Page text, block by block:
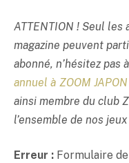
ATTENTION ! Seul les
magazine peuvent
abonné, n’hésitez pas à
annuel à ZOOM
ainsi membre du club
l’ensemble de nos
Erreur : Formulaire